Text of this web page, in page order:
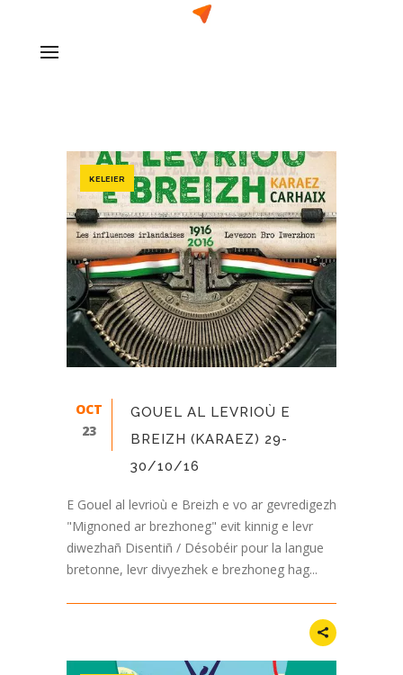
KELEIER
OCT
23
GOUEL AL LEVRIOÙ E
BREIZH (KARAEZ) 29-
30/10/16
E Gouel al levrioù e Breizh e vo ar gevredigezh
"Mignoned ar brezhoneg" evit kinnig e levr
diwezhañ Disentiñ / Désobéir pour la langue
bretonne, levr divyezhek e brezhoneg hag...